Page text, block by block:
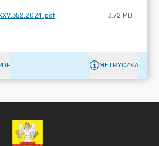
3.72 MB
METRYCZKA